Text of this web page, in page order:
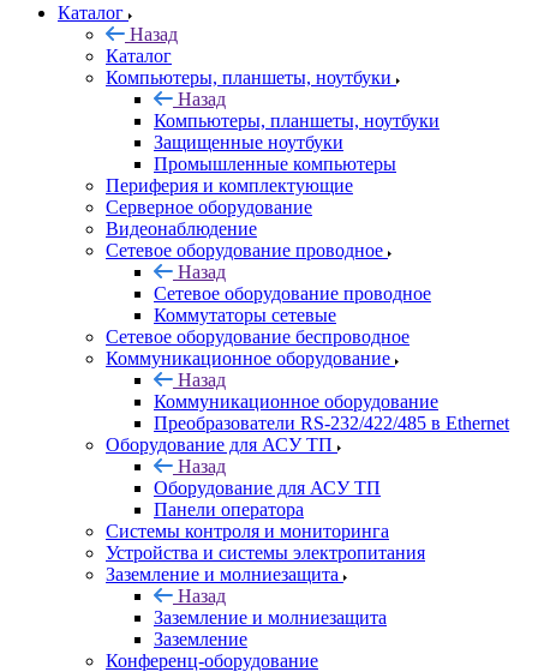
Каталог
Назад
Каталог
Компьютеры, планшеты, ноутбуки
Назад
Компьютеры, планшеты, ноутбуки
Защищенные ноутбуки
Промышленные компьютеры
Периферия и комплектующие
Серверное оборудование
Видеонаблюдение
Сетевое оборудование проводное
Назад
Сетевое оборудование проводное
Коммутаторы сетевые
Сетевое оборудование беспроводное
Коммуникационное оборудование
Назад
Коммуникационное оборудование
Преобразователи RS-232/422/485 в Ethernet
Оборудование для АСУ ТП
Назад
Оборудование для АСУ ТП
Панели оператора
Системы контроля и мониторинга
Устройства и системы электропитания
Заземление и молниезащита
Назад
Заземление и молниезащита
Заземление
Конференц-оборудование